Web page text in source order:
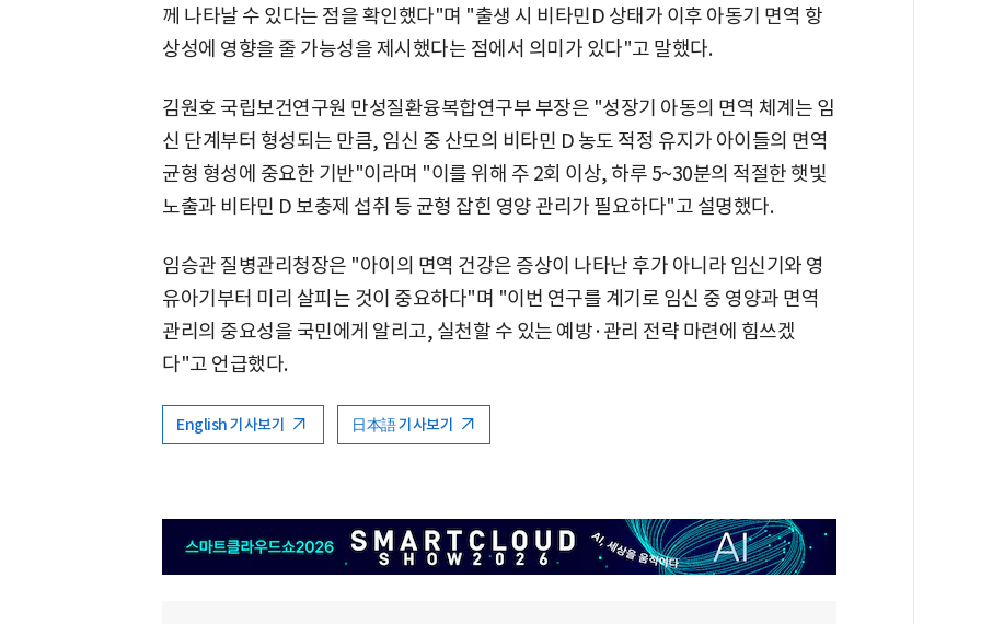
께 나타날 수 있다는 점을 확인했다"며 "출생 시 비타민D 상태가 이후 아동기 면역 항
상성에 영향을 줄 가능성을 제시했다는 점에서 의미가 있다"고 말했다.
김원호 국립보건연구원 만성질환융복합연구부 부장은 "성장기 아동의 면역 체계는 임
신 단계부터 형성되는 만큼, 임신 중 산모의 비타민 D 농도 적정 유지가 아이들의 면역
균형 형성에 중요한 기반"이라며 "이를 위해 주 2회 이상, 하루 5~30분의 적절한 햇빛
노출과 비타민 D 보충제 섭취 등 균형 잡힌 영양 관리가 필요하다"고 설명했다.
임승관 질병관리청장은 "아이의 면역 건강은 증상이 나타난 후가 아니라 임신기와 영
유아기부터 미리 살피는 것이 중요하다"며 "이번 연구를 계기로 임신 중 영양과 면역
관리의 중요성을 국민에게 알리고, 실천할 수 있는 예방·관리 전략 마련에 힘쓰겠
다"고 언급했다.
English 기사보기 日本語 기사보기